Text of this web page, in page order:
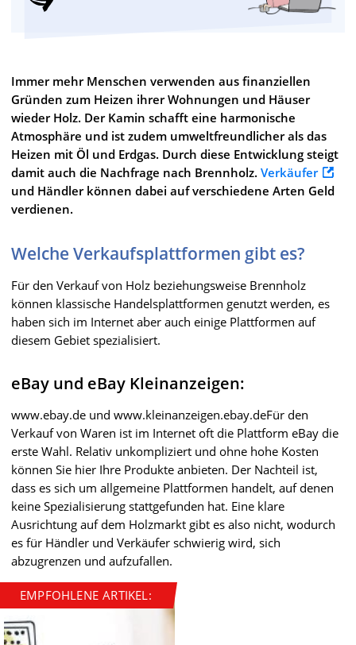
Immer mehr Menschen verwenden aus finanziellen
Gründen zum Heizen ihrer Wohnungen und Häuser
wieder Holz. Der Kamin schafft eine harmonische
Atmosphäre und ist zudem umweltfreundlicher als das
Heizen mit Öl und Erdgas. Durch diese Entwicklung steigt
damit auch die Nachfrage nach Brennholz. Verkäufer
und Händler können dabei auf verschiedene Arten Geld
verdienen.
Welche Verkaufsplattformen gibt es?
Für den Verkauf von Holz beziehungsweise Brennholz
können klassische Handelsplattformen genutzt werden, es
haben sich im Internet aber auch einige Plattformen auf
diesem Gebiet spezialisiert.
eBay und eBay Kleinanzeigen:
www.ebay.de und www.kleinanzeigen.ebay.deFür den
Verkauf von Waren ist im Internet oft die Plattform eBay die
erste Wahl. Relativ unkompliziert und ohne hohe Kosten
können Sie hier Ihre Produkte anbieten. Der Nachteil ist,
dass es sich um allgemeine Plattformen handelt, auf denen
keine Spezialisierung stattgefunden hat. Eine klare
Ausrichtung auf dem Holzmarkt gibt es also nicht, wodurch
es für Händler und Verkäufer schwierig wird, sich
abzugrenzen und aufzufallen.
EMPFOHLENE ARTIKEL: